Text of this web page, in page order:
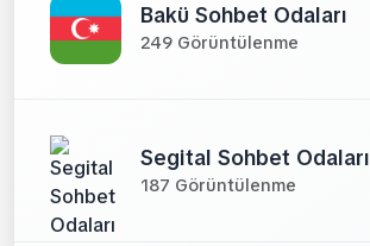
Bakü Sohbet Odaları
249 Görüntülenme
Segital Sohbet Odaları
187 Görüntülenme